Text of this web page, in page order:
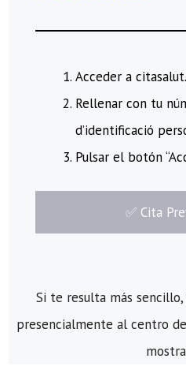
Acceder a
Rellenar con tu
d’identificació
Pulsar el botón
​✅​ Cita
Si te resulta más
presencialmente al centro